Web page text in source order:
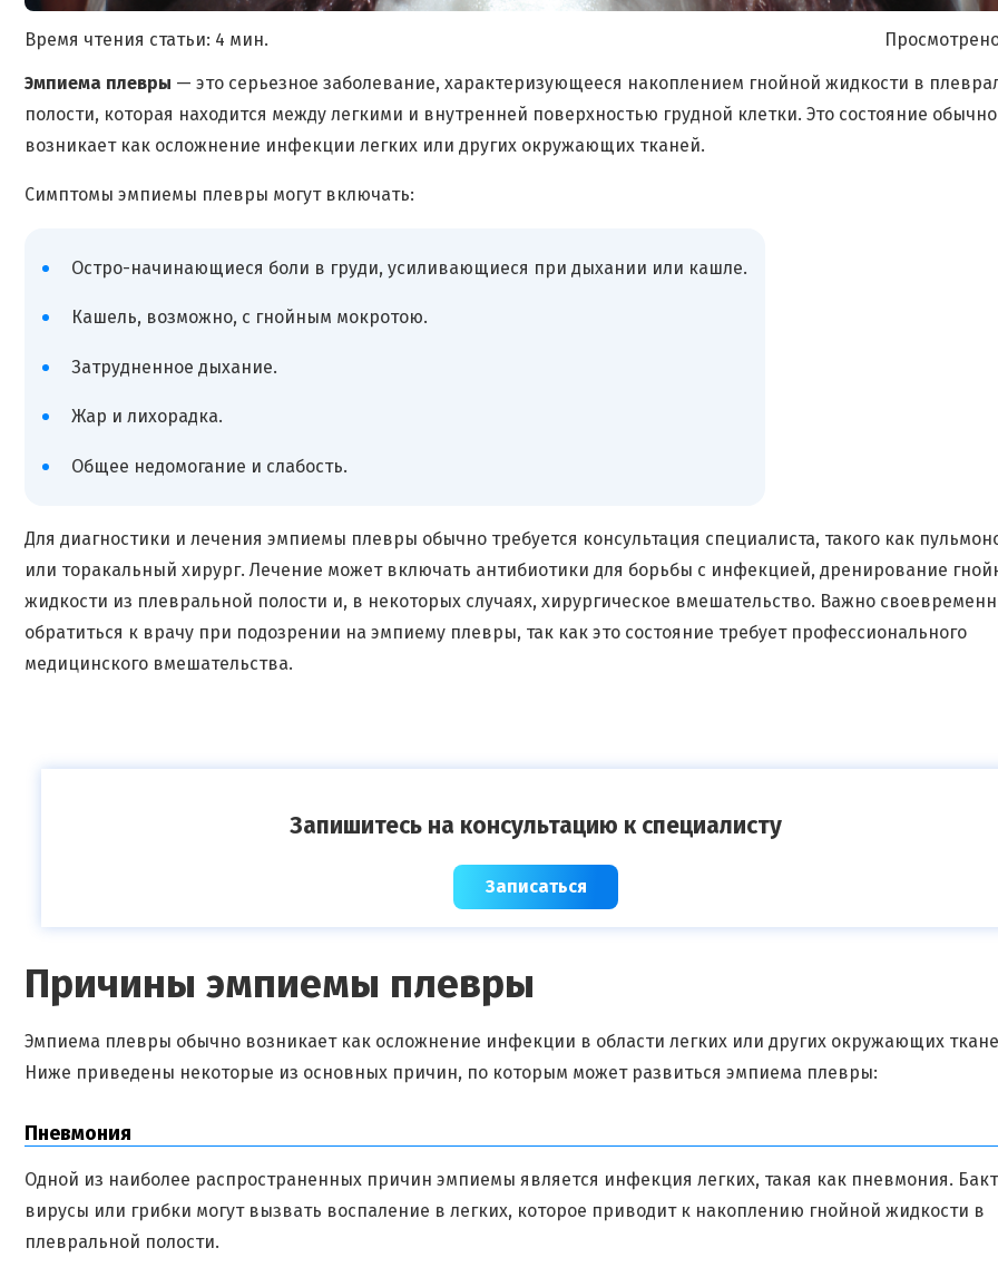
Время чтения статьи: 4 мин.
Эмпиема плевры — это серьезное заболевание, характеризующееся накоплением гнойной жидкости в
полости, которая находится между легкими и внутренней поверхностью грудной клетки. Это состояние обычно
возникает как осложнение инфекции легких или других окружающих тканей.
Симптомы эмпиемы плевры могут включать:
Остро-начинающиеся боли в груди, усиливающиеся при дыхании или кашле.
Кашель, возможно, с гнойным мокротою.
Затрудненное дыхание.
Жар и лихорадка.
Общее недомогание и слабость.
Для диагностики и лечения эмпиемы плевры обычно требуется консультация специалиста, такого как
или торакальный хирург. Лечение может включать антибиотики для борьбы с инфекцией, дренирование
жидкости из плевральной полости и, в некоторых случаях, хирургическое вмешательство. Важно
обратиться к врачу при подозрении на эмпиему плевры, так как это состояние требует профессионального
медицинского вмешательства.
Запишитесь на консультацию к специалисту
Записаться
Причины эмпиемы плевры
Эмпиема плевры обычно возникает как осложнение инфекции в области легких или других окружающих
Ниже приведены некоторые из основных причин, по которым может развиться эмпиема плевры:
Пневмония
Одной из наиболее распространенных причин эмпиемы является инфекция легких, такая как пневмония.
вирусы или грибки могут вызвать воспаление в легких, которое приводит к накоплению гнойной жидкости в
плевральной полости.